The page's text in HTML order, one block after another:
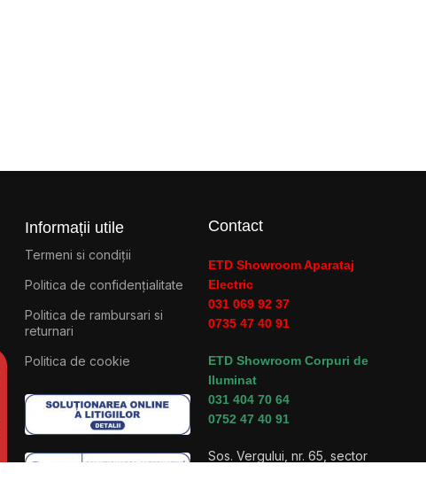
Informații utile
Termeni si condiții
Politica de confidențialitate
Politica de rambursari si
returnari
Politica de cookie
Contact
ETD Showroom Aparataj
Electric
031 069 92 37
0735 47 40 91
ETD Showroom Corpuri de
Iluminat
031 404 70 64
0752 47 40 91
Sos. Vergului, nr. 65, sector